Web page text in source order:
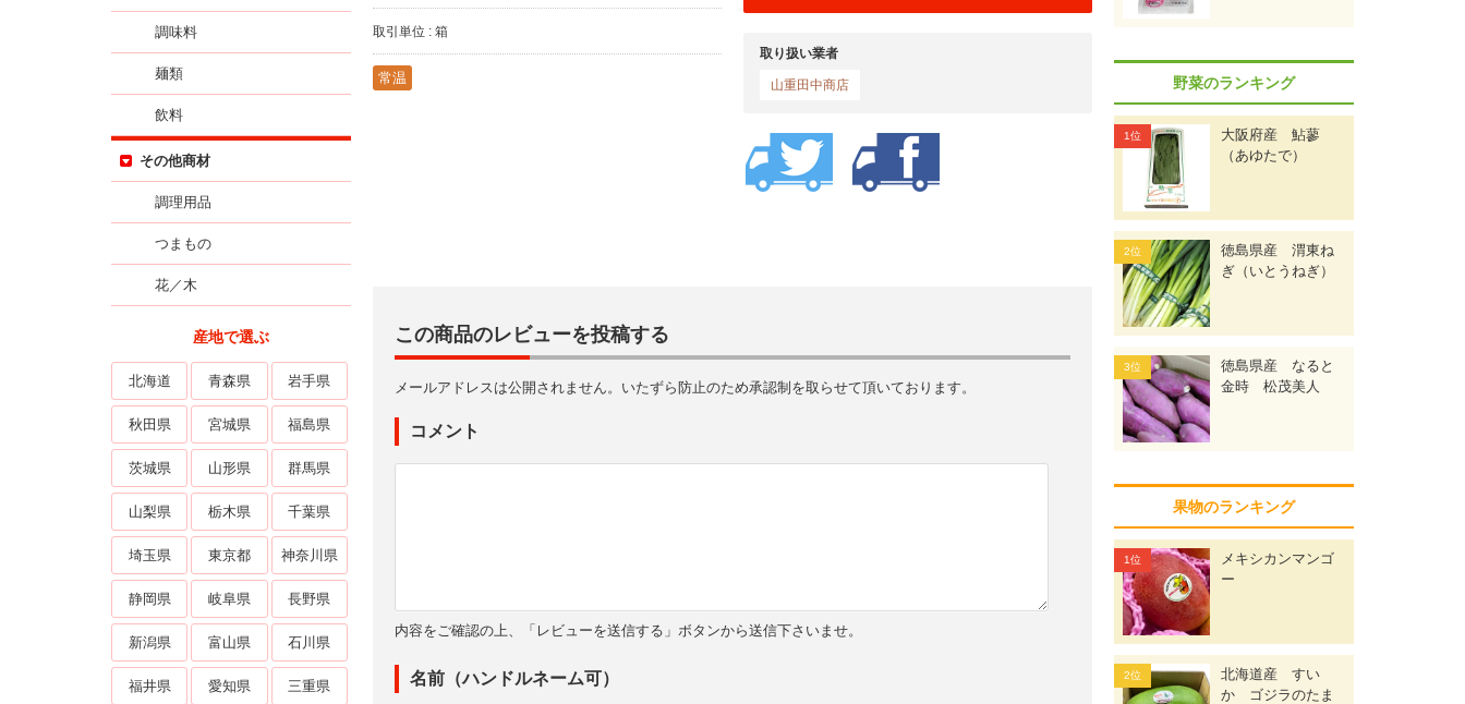
取引単位 : 箱
常温
取り扱い業者
山重田中商店
この商品のレビューを投稿する
メールアドレスは公開されません。いたずら防止のため承認制を取らせて頂いております。
コメント
内容をご確認の上、「レビューを送信する」ボタンから送信下さいませ。
名前（ハンドルネーム可）
調味料
麺類
飲料
その他商材
調理用品
つまもの
花／木
産地で選ぶ
北海道 青森県 岩手県
秋田県 宮城県 福島県
茨城県 山形県 群馬県
山梨県 栃木県 千葉県
埼玉県 東京都 神奈川県
静岡県 岐阜県 長野県
新潟県 富山県 石川県
福井県 愛知県 三重県
野菜のランキング
大阪府産 鮎蓼
（あゆたで）
徳島県産 渭東ね
ぎ（いとうねぎ）
徳島県産 なると
金時 松茂美人
果物のランキング
メキシカンマンゴ
ー
北海道産 すい
か ゴジラのたま